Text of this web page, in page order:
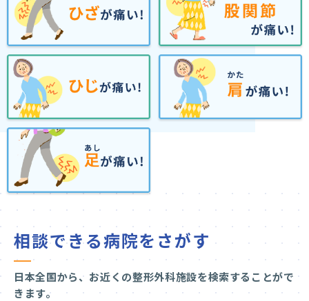
相談できる病院をさがす
日本全国から、お近くの整形外科施設を検索することがで
きます。